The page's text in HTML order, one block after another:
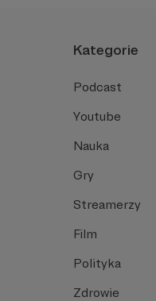
Kategorie
Podcast
Youtube
Nauka
Gry
Streamerzy
Film
Polityka
Zdrowie